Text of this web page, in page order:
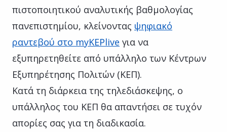
πιστοποιητικού αναλυτικής βαθμολογίας
πανεπιστημίου, κλείνοντας ψηφιακό
ραντεβού στο myKEPlive για να
εξυπηρετηθείτε από υπάλληλο των Κέντρων
Εξυπηρέτησης Πολιτών (ΚΕΠ).
Κατά τη διάρκεια της τηλεδιάσκεψης, ο
υπάλληλος του ΚΕΠ θα απαντήσει σε τυχόν
απορίες σας για τη διαδικασία.